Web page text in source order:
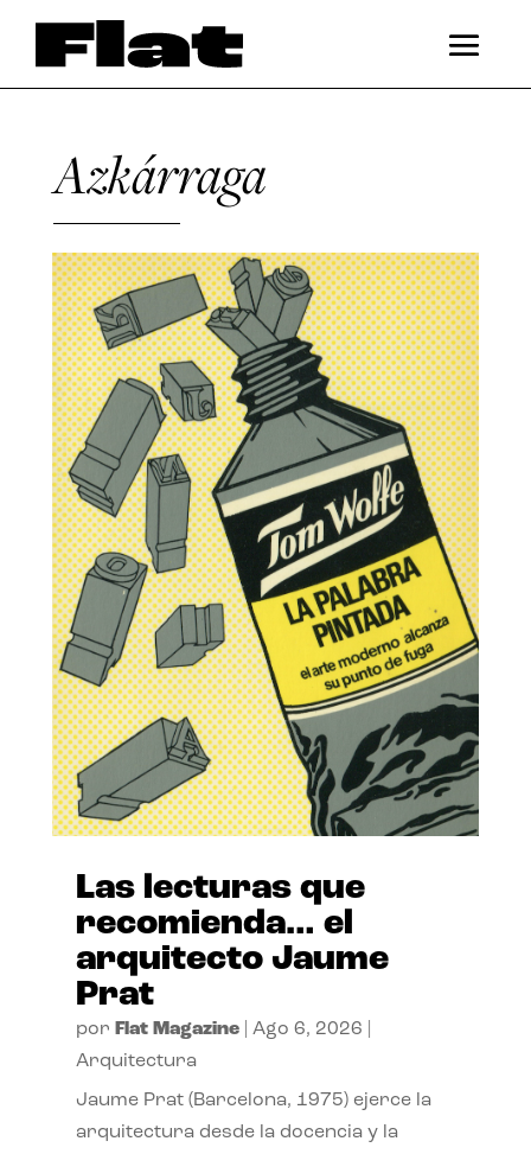
Azkárraga
Las lecturas que
recomienda… el
arquitecto Jaume
Prat
por Flat Magazine| Ago 6, 2026
Arquitectura
Jaume Prat (Barcelona, 1975) ejerce la
arquitectura desde la docencia y la